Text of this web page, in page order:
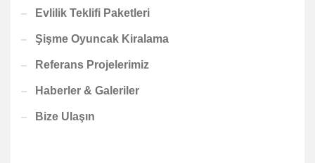
Evlilik Teklifi Paketleri
Şişme Oyuncak Kiralama
Referans Projelerimiz
Haberler & Galeriler
Bize Ulaşın